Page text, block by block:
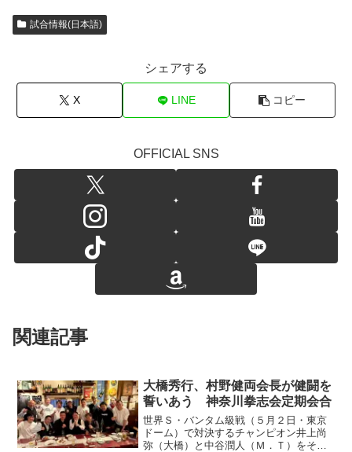
試合情報(日本語)
シェアする
X LINE コピー
OFFICIAL SNS
関連記事
大橋秀行、村野健両会長が健闘を
誓いあう 神奈川拳志会定期会合
世界Ｓ・バンタム級戦（５月２日・東京
ドーム）で対決するチャンピオン井上尚
弥（大橋）と中谷潤人（Ｍ．Ｔ）をそれ